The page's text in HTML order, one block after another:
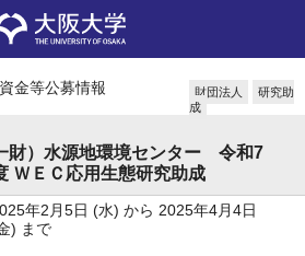
金等公募情報 財団法人
研究助
成
財）水源地環境センター 令和7
ＷＥＣ応用生態研究助成
年2月5日 (水) から 2025年4月4日
) まで